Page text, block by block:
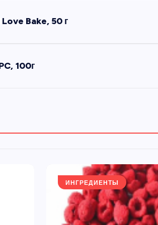
Bake, 50 г
100г
ИНГРЕДИЕНТЫ